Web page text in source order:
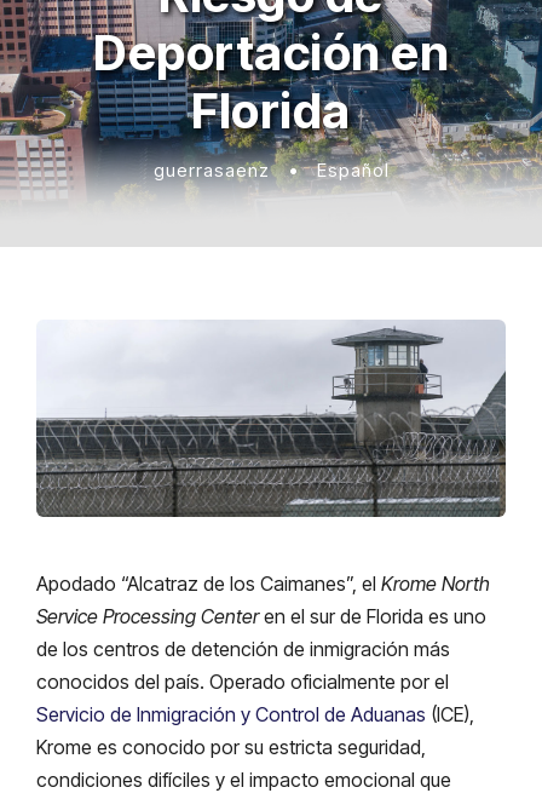
Deportación en
Florida
guerrasaenz • Español
Apodado “Alcatraz de los Caimanes”, el Krome North
Service Processing Centeren el sur de Florida es uno
de los centros de detención de inmigración más
conocidos del país. Operado oficialmente por el
Servicio de Inmigración y Control de Aduanas (ICE),
Krome es conocido por su estricta seguridad,
condiciones difíciles y el impacto emocional que